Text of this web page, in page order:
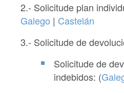
2.- Solicitude plan
Galego | Castelán
3.- Solicitude de
Solicitude de
indebidos: (